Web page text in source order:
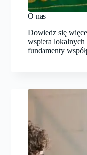
O nas
Dowiedz się
wspiera lokalnych
fundamenty